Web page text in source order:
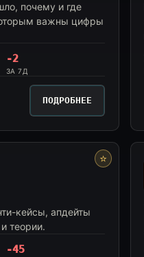
почему и где
важны цифры
-2
ЗА 7Д
ПОДРОБНЕЕ
⭐
кейсы, апдейты
теории.
-45